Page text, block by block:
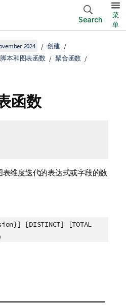
Search
菜
单
2024
创建
脚本和图表函数
聚合函数
函数
表维度迭代的表达式或字段的数
[DISTINCT] [TOTAL